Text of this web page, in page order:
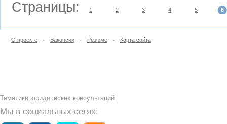
Страницы: 1 2 3 4 5 6
О проекте • Вакансии • Резюме • Карта сайта
Тематики юридических консультаций
Мы в социальных сетях: